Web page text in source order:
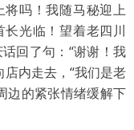
吗！我随马秘迎上
光临！望着老四川
回了句：“谢谢！我
内走去，“我们是老
边的紧张情绪缓解下